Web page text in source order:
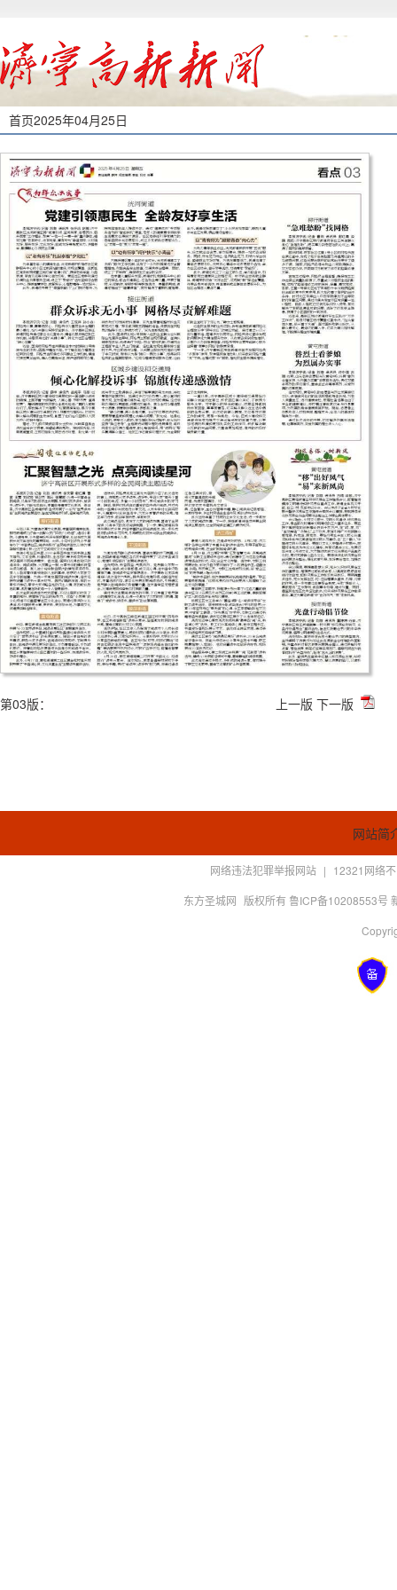
首页2025年04月25日
第03版： 上一版 下一版
网站简
网络违法犯罪举报网站 | 12321网络
东方圣城网 版权所有 鲁ICP备10208553号